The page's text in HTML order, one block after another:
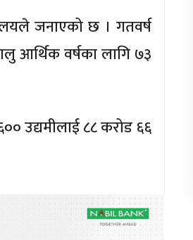
जनाएको छ । गतवर्ष
आर्थिक वर्षका लागि ७३
उद्यमीलाई ८८ करोड ६६